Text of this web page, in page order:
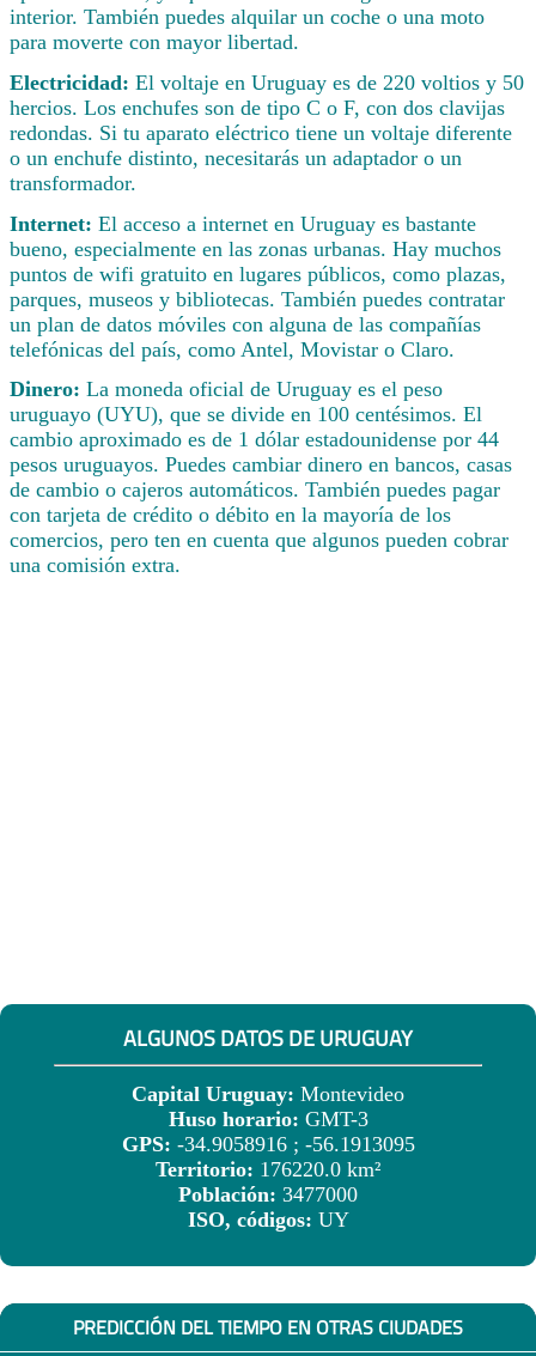
interior. También puedes alquilar un coche o una moto
para moverte con mayor libertad.
Electricidad: El voltaje en Uruguay es de 220 voltios y 50
hercios. Los enchufes son de tipo C o F, con dos clavijas
redondas. Si tu aparato eléctrico tiene un voltaje diferente
o un enchufe distinto, necesitarás un adaptador o un
transformador.
Internet: El acceso a internet en Uruguay es bastante
bueno, especialmente en las zonas urbanas. Hay muchos
puntos de wifi gratuito en lugares públicos, como plazas,
parques, museos y bibliotecas. También puedes contratar
un plan de datos móviles con alguna de las compañías
telefónicas del país, como Antel, Movistar o Claro.
Dinero: La moneda oficial de Uruguay es el peso
uruguayo (UYU), que se divide en 100 centésimos. El
cambio aproximado es de 1 dólar estadounidense por 44
pesos uruguayos. Puedes cambiar dinero en bancos, casas
de cambio o cajeros automáticos. También puedes pagar
con tarjeta de crédito o débito en la mayoría de los
comercios, pero ten en cuenta que algunos pueden cobrar
una comisión extra.
ALGUNOS DATOS DE URUGUAY
Capital Uruguay: Montevideo
Huso horario: GMT-3
GPS: -34.9058916 ; -56.1913095
Territorio: 176220.0 km²
Población: 3477000
ISO, códigos: UY
PREDICCIÓN DEL TIEMPO EN OTRAS CIUDADES